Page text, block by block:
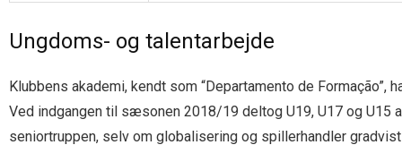
Ungdoms- og talentarbejde
Klubbens akademi, kendt som “Departamento de
Ved indgangen til sæsonen 2018/19 deltog U19, U17 og U15
seniortruppen, selv om globalisering og spillerhandler